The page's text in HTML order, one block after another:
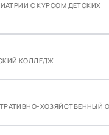
С КУРСОМ ДЕТСКИХ
КОЛЛЕДЖ
ХОЗЯЙСТВЕННЫЙ